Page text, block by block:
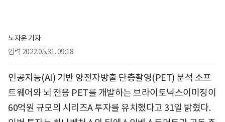
노자운 기자
입력 2022.05.31. 09:18
인공지능(AI) 기반 양전자방출 단층촬영(PET) 분석 소프
트웨어와 뇌 전용 PET를 개발하는 브라이토닉스이미징이
60억원 규모의 시리즈A 투자를 유치했다고 31일 밝혔다.